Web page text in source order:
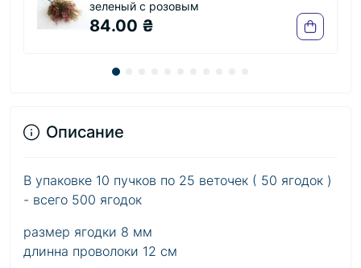
Описание
В упаковке 10 пучков по 25 веточек ( 50 ягодок )
- всего 500 ягодок
размер ягодки 8 мм
длинна проволоки 12 см